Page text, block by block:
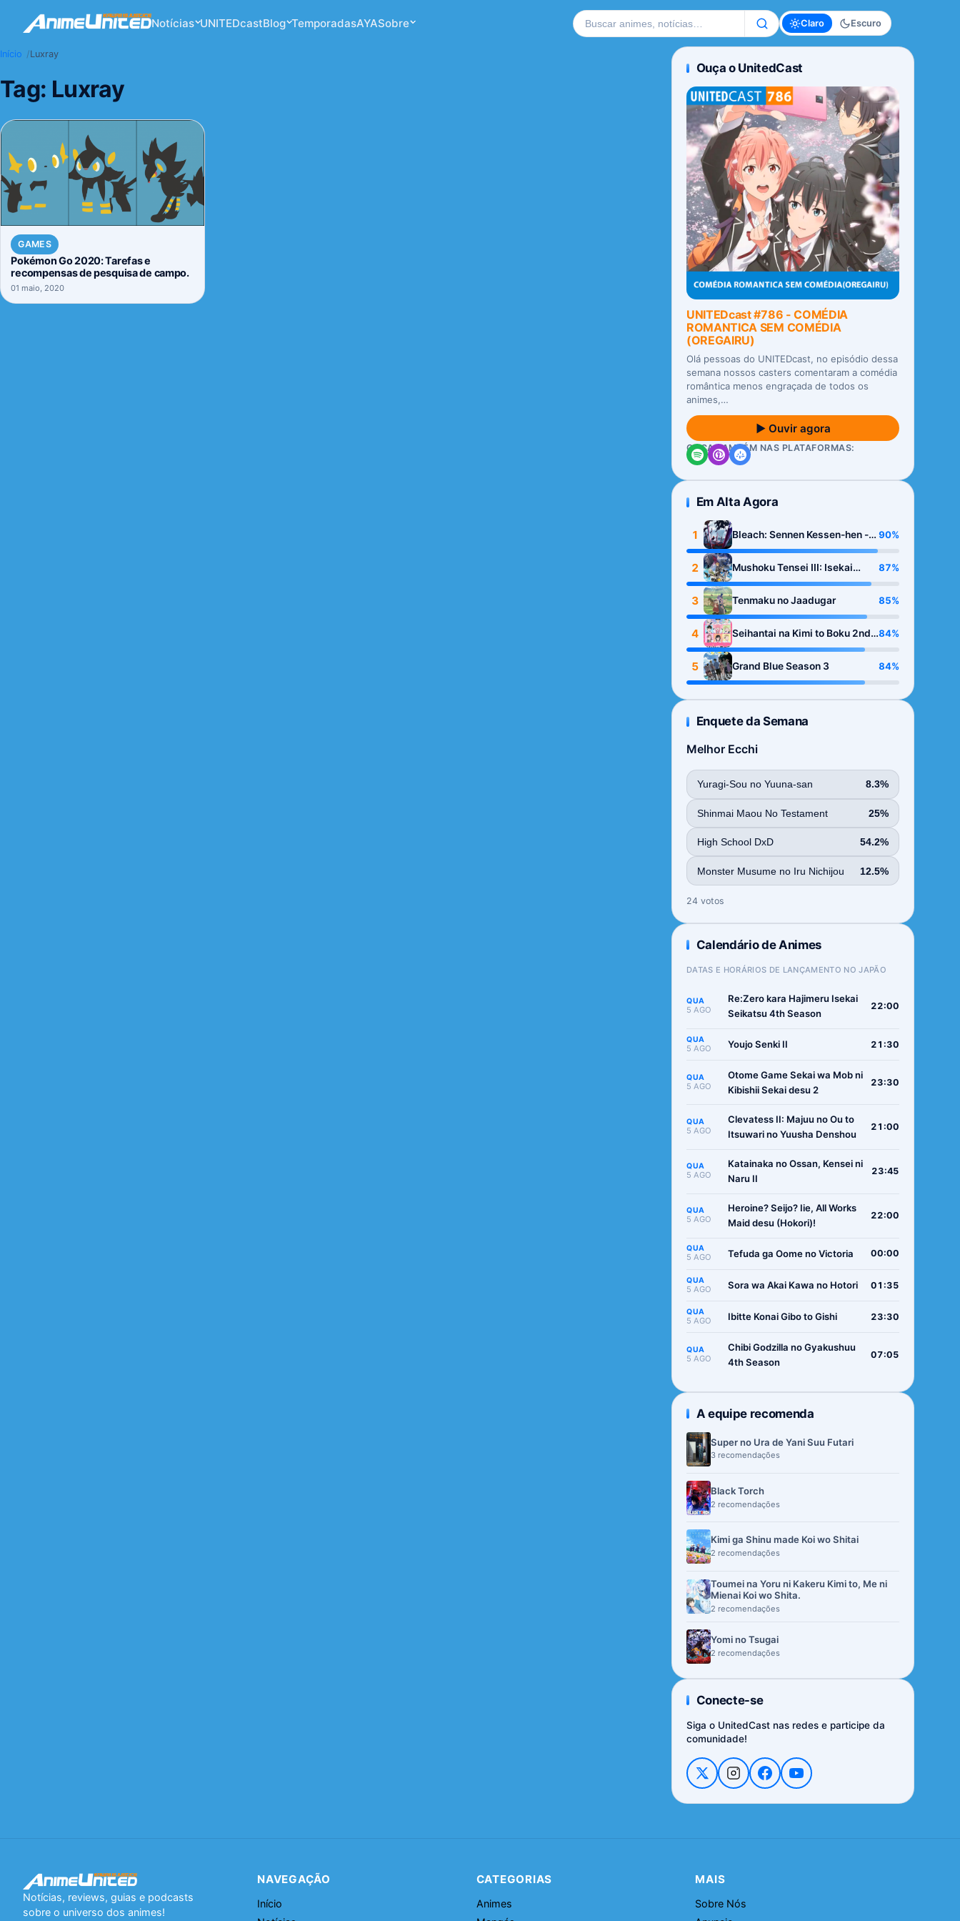
Notícias UNITEDcastBlog TemporadasAYASobre Buscar no site Claro Escuro
Início Luxray
Tag: Luxray
GAMES
Pokémon Go 2020: Tarefas e
recompensas de pesquisa de campo.
01 maio, 2020
Ouça o UnitedCast
UNITEDcast #786 - COMÉDIA
ROMANTICA SEM COMÉDIA
(OREGAIRU)
Olá pessoas do UNITEDcast, no episódio dessa
semana nossos casters comentaram a comédia
romântica menos engraçada de todos os
animes,…
▶ Ouvir agora
OUÇA TAMBÉM NAS PLATAFORMAS:
Em Alta Agora
1
Bleach: Sennen Kessen-hen -
Kashin-tan
90%
2
Mushoku Tensei III: Isekai
Ittara Honki Dasu
87%
3 Tenmaku no Jaadugar 85%
4
Seihantai na Kimi to Boku 2nd
Season
84%
5 Grand Blue Season 3 84%
Enquete da Semana
Melhor Ecchi
Yuragi-Sou no Yuuna-san 8.3%
Shinmai Maou No Testament 25%
High School DxD 54.2%
Monster Musume no Iru Nichijou 12.5%
24 votos
Calendário de Animes
DATAS E HORÁRIOS DE LANÇAMENTO NO JAPÃO
QUA
5 AGO
Re:Zero kara Hajimeru Isekai
Seikatsu 4th Season
22:00
QUA
5 AGO Youjo Senki II 21:30
QUA
5 AGO
Otome Game Sekai wa Mob ni
Kibishii Sekai desu 2
23:30
QUA
5 AGO
Clevatess II: Majuu no Ou to
Itsuwari no Yuusha Denshou
21:00
QUA
5 AGO
Katainaka no Ossan, Kensei ni
Naru II
23:45
QUA
5 AGO
Heroine? Seijo? Iie, All Works
Maid desu (Hokori)!
22:00
QUA
5 AGO Tefuda ga Oome no Victoria 00:00
QUA
5 AGO Sora wa Akai Kawa no Hotori 01:35
QUA
5 AGO Ibitte Konai Gibo to Gishi 23:30
QUA
5 AGO
Chibi Godzilla no Gyakushuu
4th Season
07:05
A equipe recomenda
Super no Ura de Yani Suu Futari
3 recomendações
Black Torch
2 recomendações
Kimi ga Shinu made Koi wo Shitai
2 recomendações
Toumei na Yoru ni Kakeru Kimi to, Me ni
Mienai Koi wo Shita.
2 recomendações
Yomi no Tsugai
2 recomendações
Conecte-se
Siga o UnitedCast nas redes e participe da
comunidade!
Notícias, reviews, guias e podcasts
sobre o universo dos animes!
NAVEGAÇÃO
Início
CATEGORIAS
Animes
MAIS
Sobre Nós